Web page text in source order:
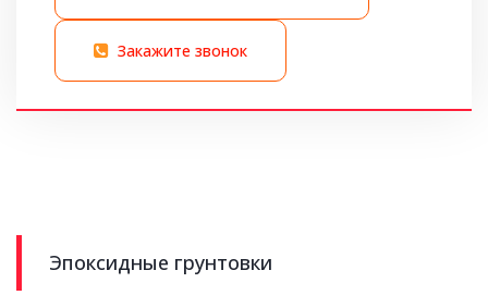
Закажите звонок
Эпоксидные грунтовки